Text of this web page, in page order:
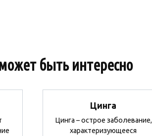
быть интересно
Цинга
Цинга – острое заболевание,
характеризующееся